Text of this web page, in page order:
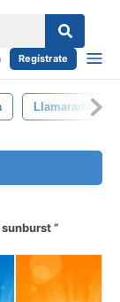
Regístrate
Llamarada